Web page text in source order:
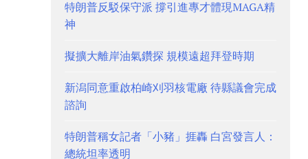
特朗普反駁保守派 撐引進專才體現MAGA精
神
擬擴大離岸油氣鑽探 規模遠超拜登時期
新潟同意重啟柏崎刈羽核電廠 待縣議會完成
諮詢
特朗普稱女記者「小豬」捱轟 白宮發言人：
總統坦率透明